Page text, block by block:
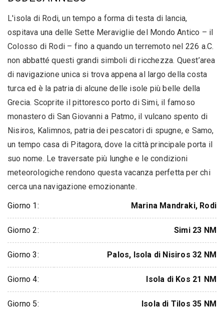
L'isola di Rodi, un tempo a forma di testa di lancia,
ospitava una delle Sette Meraviglie del Mondo Antico – il
Colosso di Rodi – fino a quando un terremoto nel 226 a.C.
non abbatté questi grandi simboli di ricchezza. Quest’area
di navigazione unica si trova appena al largo della costa
turca ed è la patria di alcune delle isole più belle della
Grecia. Scoprite il pittoresco porto di Simi, il famoso
monastero di San Giovanni a Patmo, il vulcano spento di
Nisiros, Kalimnos, patria dei pescatori di spugne, e Samo,
un tempo casa di Pitagora, dove la città principale porta il
suo nome. Le traversate più lunghe e le condizioni
meteorologiche rendono questa vacanza perfetta per chi
cerca una navigazione emozionante.
Giorno 1:
Marina Mandraki, Rodi
Giorno 2: Simi 23 NM
Giorno 3: Palos, Isola di Nisiros 32 NM
Giorno 4: Isola di Kos 21 NM
Giorno 5: Isola di Tilos 35 NM